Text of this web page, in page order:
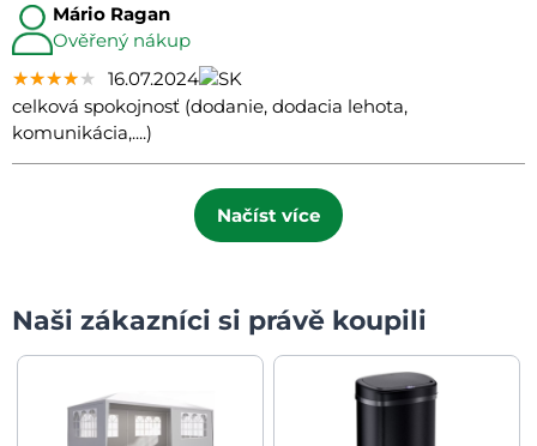
Mário Ragan
Ověřený nákup
★★★★★
★★★★★
★★★★★ 16.07.2024
celková spokojnosť (dodanie, dodacia lehota,
komunikácia,....)
Načíst více
Naši zákazníci si právě koupili